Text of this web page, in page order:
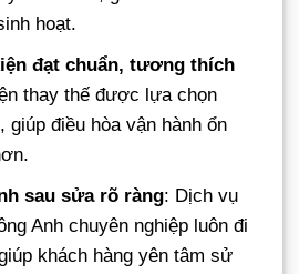
hoạt.
đạt chuẩn, tương thích
thay thế được lựa chọn
giúp điều hòa vận hành ổn
sau sửa rõ ràng: Dịch vụ
Anh chuyên nghiệp luôn đi
khách hàng yên tâm sử